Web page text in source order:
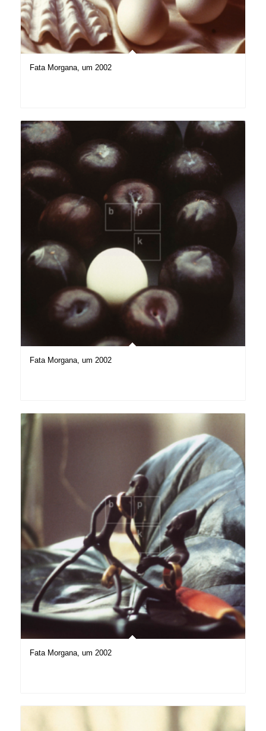
Fata Morgana, um 2002
Fata Morgana, um 2002
Fata Morgana, um 2002